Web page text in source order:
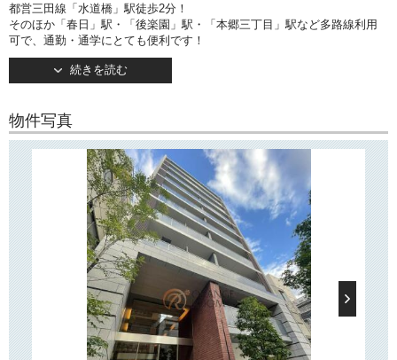
都営三田線「水道橋」駅徒歩2分！
そのほか「春日」駅・「後楽園」駅・「本郷三丁目」駅など多路線利用
可で、通勤・通学にとても便利です！
高い交通利便性を誇りながらも大通りから一本中に入った閑静な立地に
あり、住環境も良好です。
だけます！
また宅配ボックスが設置されておりますので、とても便利です。
敷地内駐車場・ミニバイク置き場・駐輪場を完備。
敷地内ゴミ置き場もございます。
「レーヴマニフィック本郷」そばには複合アミューズメント施設「東京
ドームシティ」がございますので、ショッピング・グルメ・スパなどが
日常的に楽しめます♪
続きを読む
物件写真